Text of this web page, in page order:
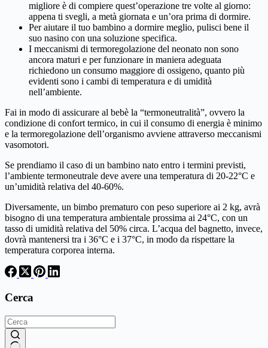
migliore è di compiere quest’operazione tre volte al giorno:
appena ti svegli, a metà giornata e un’ora prima di dormire.
Per aiutare il tuo bambino a dormire meglio, pulisci bene il
suo nasino con una soluzione specifica.
I meccanismi di termoregolazione del neonato non sono
ancora maturi e per funzionare in maniera adeguata
richiedono un consumo maggiore di ossigeno, quanto più
evidenti sono i cambi di temperatura e di umidità
nell’ambiente.
Fai in modo di assicurare al bebè la “termoneutralità”, ovvero la
condizione di confort termico, in cui il consumo di energia è minimo
e la termoregolazione dell’organismo avviene attraverso meccanismi
vasomotori.
Se prendiamo il caso di un bambino nato entro i termini previsti,
l’ambiente termoneutrale deve avere una temperatura di 20-22°C e
un’umidità relativa del 40-60%.
Diversamente, un bimbo prematuro con peso superiore ai 2 kg, avrà
bisogno di una temperatura ambientale prossima ai 24°C, con un
tasso di umidità relativa del 50% circa. L’acqua del bagnetto, invece,
dovrà mantenersi tra i 36°C e i 37°C, in modo da rispettare la
temperatura corporea interna.
Cerca